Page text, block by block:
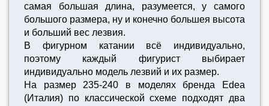
самая большая длина, разумеется, у самого
большого размера, ну и конечно большея высота
и больший вес лезвия.
В фигурном катании всё индивидуально,
поэтому каждый фигурист выбирает
индивидуально модель лезвий и их размер.
На размер 235-240 в моделях бренда Edea
(Италия) по классической схеме подходят два